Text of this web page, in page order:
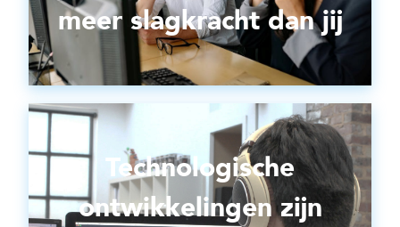
meer slagkracht dan jij
Technologische
ontwikkelingenzijn